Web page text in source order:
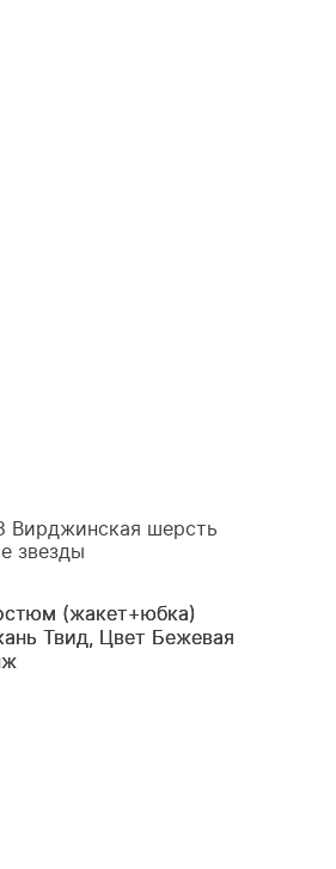
Вирджинская шерсть
звезды